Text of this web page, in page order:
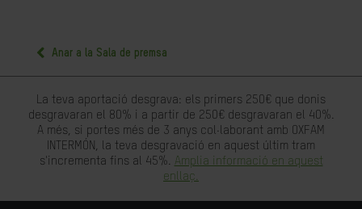
Anar a la Sala de premsa
La teva aportació desgrava: els primers 250€ que donis
desgravaran el 80% i a partir de 250€ desgravaran el 40%.
A més, si portes més de 3 anys col·laborant amb OXFAM
INTERMÓN, la teva desgravació en aquest últim tram
s'incrementa fins al 45%. Amplia informació en aquest
enllaç.